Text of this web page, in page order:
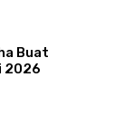
Buat
2026